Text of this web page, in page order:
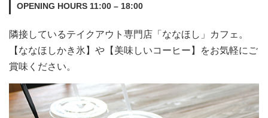
OPENING HOURS 11:00 – 18:00
隣接しているテイクアウト専門店「ななほし」カフェ。
【ななほしかき氷】や【美味しいコーヒー】をお気軽にご
賞味ください。